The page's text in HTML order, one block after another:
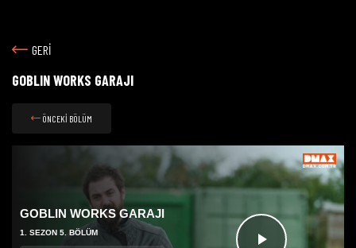
GERİ
GOBLIN WORKS GARAJI
ÖNCEKİ BÖLÜM
GOBLIN WORKS GARAJI
1. SEZON 5. BÖLÜM